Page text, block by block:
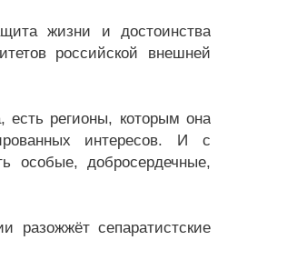
жизни и достоинства
российской внешней
есть регионы, которым она
интересов. И с
особые, добросердечные,
сепаратистские